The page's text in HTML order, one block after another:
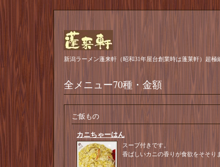
新潟ラーメン蓬来軒（昭和31年屋台創業時は蓬莱軒）超
全メニュー70種・金額
ご飯もの
カニちゃーはん
スープ付きです。
香ばしいカニの香りが食欲をそそり